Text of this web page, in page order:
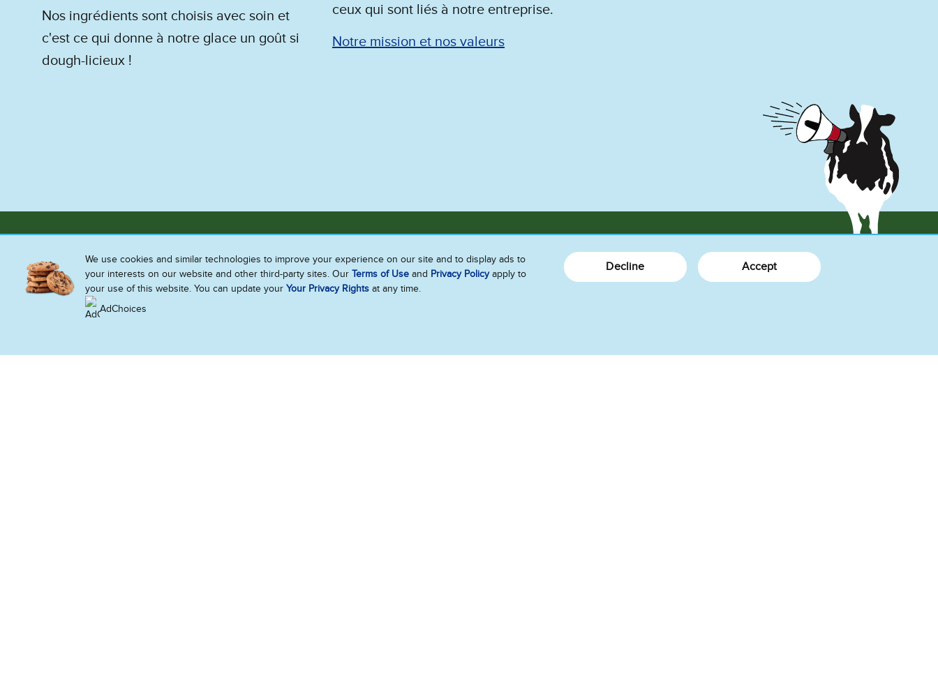
Nos ingrédients sont choisis avec soin et
c'est ce qui donne à notre glace un goût si
dough-licieux !
ceux qui sont liés à notre entreprise.
Notre mission et nos valeurs
Alerte Gourmandise
Inscris-toi à notre newsletter & reçois
Connecte-toi avec nous
We use cookies and similar technologies to improve your experience on our site and to display ads to
your interests on our website and other third-party sites. Our Terms of Use and Privacy Policyapply to
your use of this website. You can update your Your Privacy Rights at any time.
AdChoices
Decline Accept